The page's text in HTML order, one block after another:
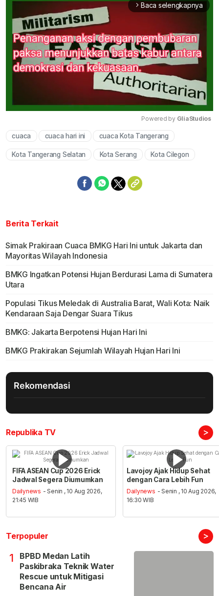
arrow_forward_ios Baca selengkapnya
Powered by GliaStudios
cuaca cuaca hari ini cuaca Kota Tangerang
Kota Tangerang Selatan Kota Serang Kota Cilegon
Berita Terkait
Simak Prakiraan Cuaca BMKG Hari Ini untuk Jakarta dan
Mayoritas Wilayah Indonesia
BMKG Ingatkan Potensi Hujan Berdurasi Lama di Sumatera
Utara
Populasi Tikus Meledak di Australia Barat, Wali Kota: Naik
Kendaraan Saja Dengar Suara Tikus
BMKG: Jakarta Berpotensi Hujan Hari Ini
BMKG Prakirakan Sejumlah Wilayah Hujan Hari Ini
Rekomendasi
Republika TV >
FIFA ASEAN Cup 2026 Erick
Jadwal Segera Diumumkan
Dailynews - Senin , 10 Aug 2026,
21:45 WIB
Lavojoy Ajak Hidup Sehat
dengan Cara Lebih Fun
Dailynews - Senin , 10 Aug 2026,
16:30 WIB
Terpopuler >
1
BPBD Medan Latih
Paskibraka Teknik Water
Rescue untuk Mitigasi
Bencana Air